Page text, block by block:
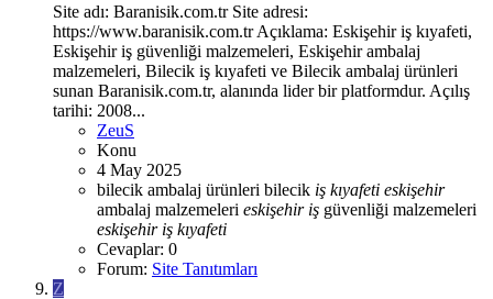
Site adı: Baranisik.com.tr Site adresi:
https://www.baranisik.com.tr Açıklama: Eskişehir iş kıyafeti,
Eskişehir iş güvenliği malzemeleri, Eskişehir ambalaj
malzemeleri, Bilecik iş kıyafeti ve Bilecik ambalaj ürünleri
sunan Baranisik.com.tr, alanında lider bir platformdur. Açılış
tarihi: 2008...
ZeuS
Konu
4 May 2025
bilecik ambalaj ürünleri bilecik iş kıyafeti eskişehir
ambalaj malzemeleri eskişehir iş güvenliği malzemeleri
eskişehir iş kıyafeti
Cevaplar: 0
Forum: Site Tanıtımları
Z